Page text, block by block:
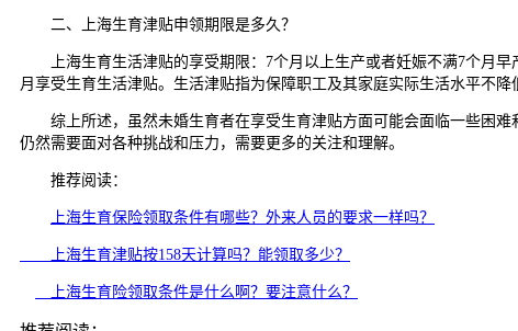
二、上海生育津贴申领期限是多久？
上海生育生活津贴的享受期限：7个月以上生产或者妊娠不满7个月早
月享受生育生活津贴。生活津贴指为保障职工及其家庭实际生活水平不降
综上所述，虽然未婚生育者在享受生育津贴方面可能会面临一些困难
仍然需要面对各种挑战和压力，需要更多的关注和理解。
推荐阅读：
上海生育保险领取条件有哪些？外来人员的要求一样吗？
上海生育津贴按158天计算吗？能领取多少？
上海生育险领取条件是什么啊？要注意什么？